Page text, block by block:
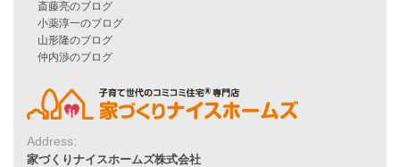
施工事例一覧
お客様の声
家づくりナイスホームズについて
Address:
家づくりナイスホームズ株式会社